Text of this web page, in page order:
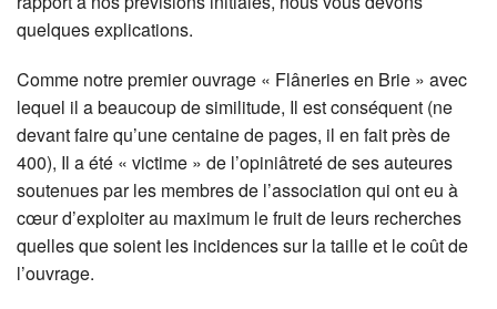
quelques explications.
Comme notre premier ouvrage « Flâneries en Brie » avec
lequel il a beaucoup de similitude, Il est conséquent (ne
devant faire qu’une centaine de pages, il en fait près de
400), Il a été « victime » de l’opiniâtreté de ses auteures
soutenues par les membres de l’association qui ont eu à
cœur d’exploiter au maximum le fruit de leurs recherches
quelles que soient les incidences sur la taille et le coût de
l’ouvrage.